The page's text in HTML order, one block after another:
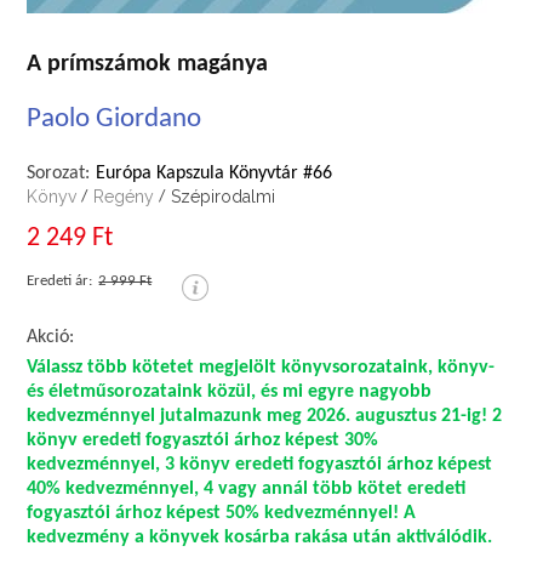
A prímszámok magánya
Paolo Giordano
Sorozat: Európa Kapszula Könyvtár #66
Könyv / Regény / Szépirodalmi
2 249 Ft
Eredeti ár: 2 999 Ft
Akció:
Válassz több kötetet megjelölt könyvsorozataink, könyv-
és életműsorozataink közül, és mi egyre nagyobb
kedvezménnyel jutalmazunk meg 2026. augusztus 21-ig! 2
könyv eredeti fogyasztói árhoz képest 30%
kedvezménnyel, 3 könyv eredeti fogyasztói árhoz képest
40% kedvezménnyel, 4 vagy annál több kötet eredeti
fogyasztói árhoz képest 50% kedvezménnyel! A
kedvezmény a könyvek kosárba rakása után aktiválódik.